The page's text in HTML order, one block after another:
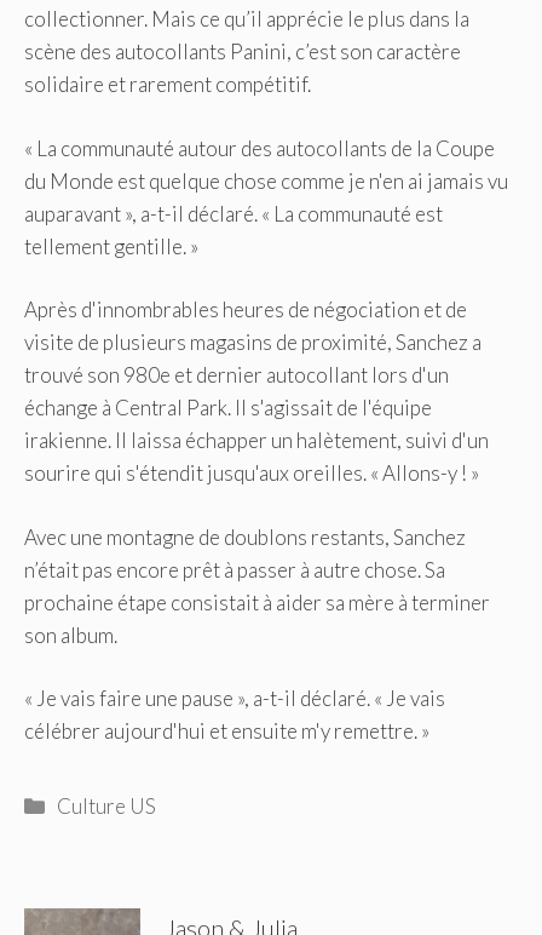
collectionner. Mais ce qu’il apprécie le plus dans la
scène des autocollants Panini, c’est son caractère
solidaire et rarement compétitif.
« La communauté autour des autocollants de la Coupe
du Monde est quelque chose comme je n'en ai jamais vu
auparavant », a-t-il déclaré. « La communauté est
tellement gentille. »
Après d'innombrables heures de négociation et de
visite de plusieurs magasins de proximité, Sanchez a
trouvé son 980e et dernier autocollant lors d'un
échange à Central Park. Il s'agissait de l'équipe
irakienne. Il laissa échapper un halètement, suivi d'un
sourire qui s'étendit jusqu'aux oreilles. « Allons-y ! »
Avec une montagne de doublons restants, Sanchez
n’était pas encore prêt à passer à autre chose. Sa
prochaine étape consistait à aider sa mère à terminer
son album.
« Je vais faire une pause », a-t-il déclaré. « Je vais
célébrer aujourd'hui et ensuite m'y remettre. »
Catégories
Culture US
Jason & Julia